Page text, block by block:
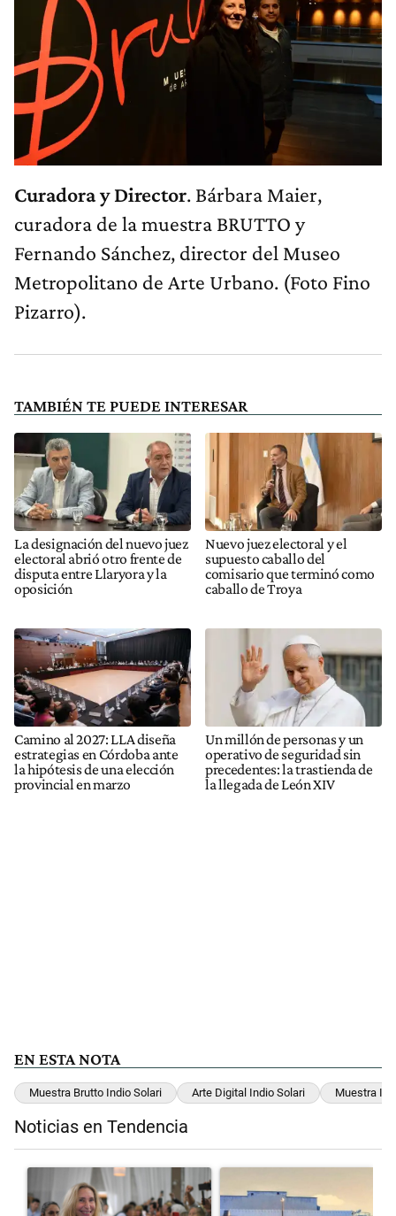
Curadora y Director. Bárbara Maier,
curadora de la muestra BRUTTO y
Fernando Sánchez, director del Museo
Metropolitano de Arte Urbano. (Foto Fino
Pizarro).
TAMBIÉN TE PUEDE INTERESAR
La designación del nuevo juez
electoral abrió otro frente de
disputa entre Llaryora y la
oposición
Nuevo juez electoral y el
supuesto caballo del
comisario que terminó como
caballo de Troya
Camino al 2027: LLA diseña
estrategias en Córdoba ante
la hipótesis de una elección
provincial en marzo
Un millón de personas y un
operativo de seguridad sin
precedentes: la trastienda de
la llegada de León XIV
EN ESTA NOTA
Muestra Brutto Indio Solari Arte Digital Indio Solari Muestra
Noticias en Tendencia
Un artículo de tendencia con el título "Karina Milei vuelve al centro
Un artículo de tendencia con el